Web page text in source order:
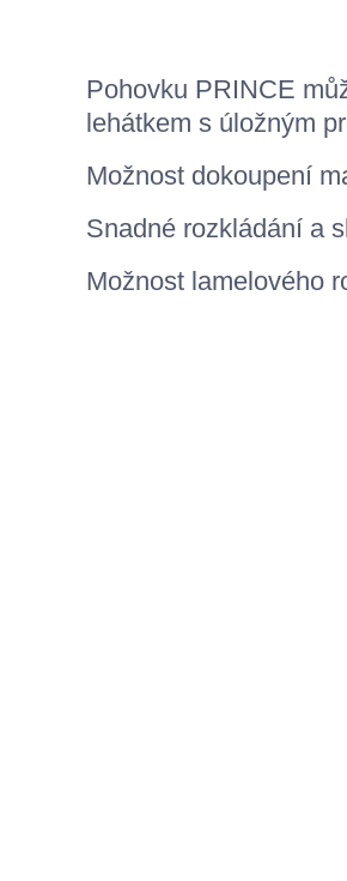
Pohovku PRINCE
lehátkem s úložným
Možnost dokoupení
Snadné rozkládání a
Možnost lamelového